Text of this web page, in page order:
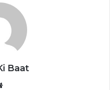
Baat